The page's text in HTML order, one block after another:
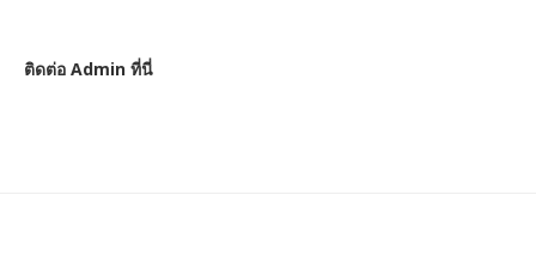
ติดต่อ Admin ที่นี่